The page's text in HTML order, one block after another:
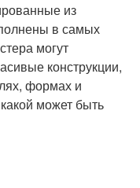
из
в самых
могут
конструкции,
формах и
может быть